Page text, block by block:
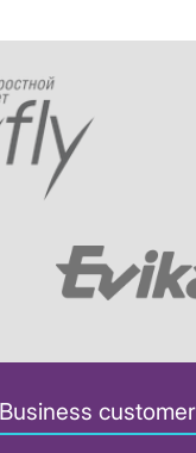
Business